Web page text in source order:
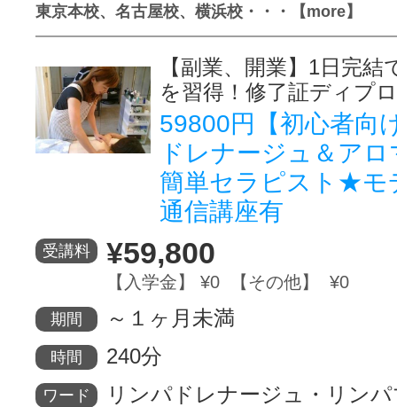
東京本校、名古屋校、横浜校・・・【more】
【副業、開業】1日完結
を習得！修了証ディプ
59800円【初心者向
ドレナージュ＆ア
簡単セラピスト★
通信講座有
受講料 ¥59,800
【入学金】 ¥0 【その他】 ¥0
期間 ～１ヶ月未満
時間 240分
ワード
リンパドレナージュ・リン